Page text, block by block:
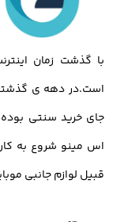
با گذشت زمان
است.در دهه ی
جای خرید سنتی بوده
اس مینو شروع به
قبیل لوازم جانبی